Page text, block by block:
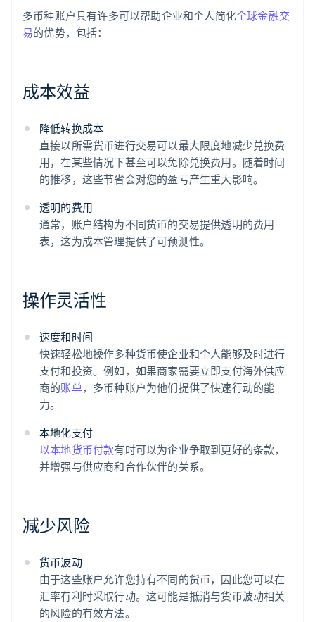
多币种账户具有许多可以帮助企业和个人简化全球金融交
易的优势，包括：
成本效益
降低转换成本
直接以所需货币进行交易可以最大限度地减少兑换费
用，在某些情况下甚至可以免除兑换费用。随着时间
的推移，这些节省会对您的盈亏产生重大影响。
透明的费用
通常，账户结构为不同货币的交易提供透明的费用
表，这为成本管理提供了可预测性。
操作灵活性
速度和时间
快速轻松地操作多种货币使企业和个人能够及时进行
支付和投资。例如，如果商家需要立即支付海外供应
商的账单，多币种账户为他们提供了快速行动的能
力。
本地化支付
以本地货币付款有时可以为企业争取到更好的条款，
并增强与供应商和合作伙伴的关系。
减少风险
货币波动
由于这些账户允许您持有不同的货币，因此您可以在
汇率有利时采取行动。这可能是抵消与货币波动相关
的风险的有效方法。